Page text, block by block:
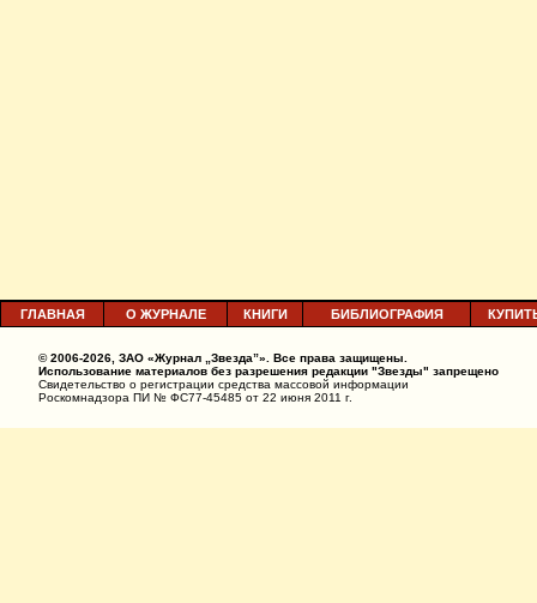
ГЛАВНАЯ О ЖУРНАЛЕ КНИГИ БИБЛИОГРАФИЯ
© 2006-2026, ЗАО «Журнал „Звезда”». Все права защищены.
Использование материалов без разрешения редакции "Звезды" запрещено
Свидетельство о регистрации средства массовой информации
Роскомнадзора ПИ № ФС77-45485 от 22 июня 2011 г.